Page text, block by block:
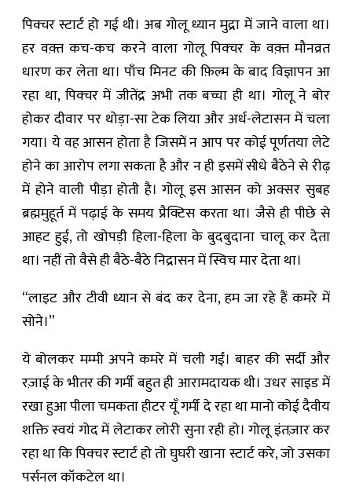
पिक्चर स्टार्ट हो गई थी। अब गोलू ध्यान मुद्रा में जाने वाला था।
हर वक़्त कच-कच करने वाला गोलू पिक्चर के वक़्त मौनव्रत
धारण कर लेता था। पाँच मिनट की फ़िल्म के बाद विज्ञापन आ
रहा था, पिक्चर में जीतेंद्र अभी तक बच्चा ही था। गोलू ने बोर
होकर दीवार पर थोड़ा-सा टेक लिया और अर्ध-लेटासन में चला
गया। ये वह आसन होता है जिसमें न आप पर कोई पूर्णतया लेटे
होने का आरोप लगा सकता है और न ही इसमें सीधे बैठेने से रीढ़
में होने वाली पीड़ा होती है। गोलू इस आसन को अक्सर सुबह
ब्रह्ममुहूर्त में पढ़ाई के समय प्रैक्टिस करता था। जैसे ही पीछे से
आहट हुई, तो खोपड़ी हिला-हिला के बुदबुदाना चालू कर देता
था। नहीं तो वैसे ही बैठे-बैठे निद्रासन में स्विच मार देता था।
“लाइट और टीवी ध्यान से बंद कर देना, हम जा रहे हैं कमरे में
सोने।”
ये बोलकर मम्मी अपने कमरे में चली गईं। बाहर की सर्दी और
रज़ाई के भीतर की गर्मी बहुत ही आरामदायक थी। उधर साइड में
रखा हुआ पीला चमकता हीटर यूँ गर्मी दे रहा था मानो कोई दैवीय
शक्ति स्वयं गोद में लेटाकर लोरी सुना रही हो। गोलू इंतज़ार कर
रहा था कि पिक्चर स्टार्ट हो तो घुघरी खाना स्टार्ट करे, जो उसका
पर्सनल कॉकटेल था।